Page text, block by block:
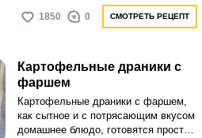
1850 0 СМОТРЕТЬ РЕЦЕПТ
Картофельные драники с
фаршем
Картофельные драники с фаршем,
как сытное и с потрясающим вкусом
домашнее блюдо, готовятся просто.